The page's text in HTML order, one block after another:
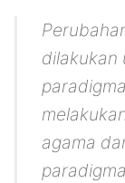
dilakukan
agama